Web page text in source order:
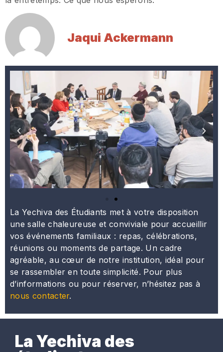
Jaqui Ackermann
La Yechiva des Étudiants met à votre disposition
une salle chaleureuse et conviviale pour accueillir
vos événements familiaux : repas, célébrations,
réunions ou moments de partage. Un cadre
agréable, au cœur de notre institution, idéal pour
se rassembler en toute simplicité. Pour plus
d’informations ou pour réserver, n’hésitez pas à
nous contacter.
La Yechiva des